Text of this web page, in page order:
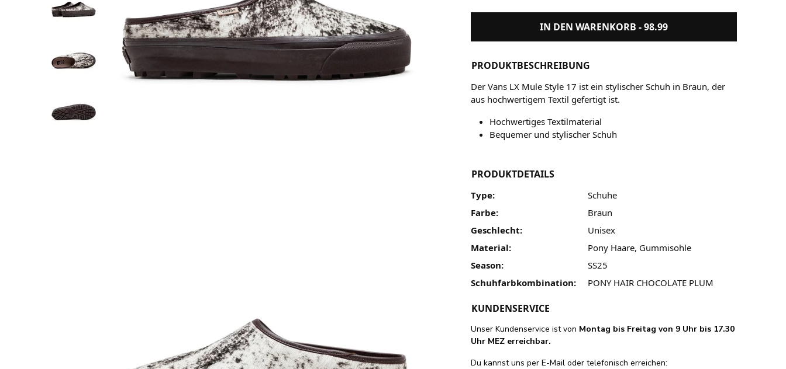
IN DEN WARENKORB -98.99
PRODUKTBESCHREIBUNG
Der Vans LX Mule Style 17 ist ein stylischer Schuh in Braun, der
aus hochwertigem Textil gefertigt ist.
Hochwertiges Textilmaterial
Bequemer und stylischer Schuh
PRODUKTDETAILS
Type:
Schuhe
Farbe:
Braun
Geschlecht:
Unisex
Material:
Pony Haare, Gummisohle
Season:
SS25
Schuhfarbkombination:
PONY HAIR CHOCOLATE PLUM
KUNDENSERVICE
Unser Kundenservice ist von Montag bis Freitag von 9 Uhr bis 17.30
Uhr MEZ erreichbar.
Du kannst uns per E-Mail oder telefonisch erreichen: